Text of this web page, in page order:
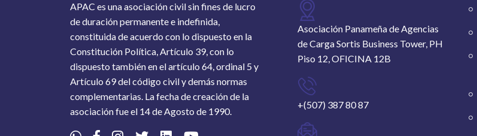
APAC es una asociación civil sin fines de lucro
de duración permanente e indefinida,
constituida de acuerdo con lo dispuesto en la
Constitución Política, Artículo 39, con lo
dispuesto también en el artículo 64, ordinal 5 y
Artículo 69 del código civil y demás normas
complementarias. La fecha de creación de la
asociación fue el 14 de Agosto de 1990.
Asociación Panameña de Agencias
de Carga Sortis Business Tower, PH
Piso 12, OFICINA 12B
+(507) 387 80 87